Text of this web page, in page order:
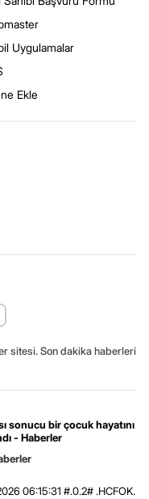
Uygulamalar
Ekle
sitesi. Son dakika haberleri
sonucu bir çocuk hayatını
- Haberler
06:15:31 #.0.2# .HCFOK.